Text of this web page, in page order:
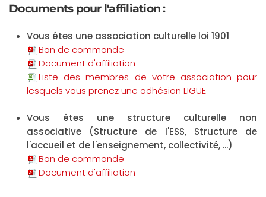
Documents pour l'affiliation :
Vous êtes une association culturelle loi 1901
Bon de commande
Document d'affiliation
Liste des membres de votre association pour
lesquels vous prenez une adhésion LIGUE
Vous êtes une structure culturelle non
associative (Structure de l'ESS, Structure de
l'accueil et de l'enseignement, collectivité, ...)
Bon de commande
Document d'affiliation